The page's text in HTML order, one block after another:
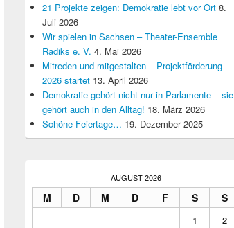
21 Projekte zeigen: Demokratie lebt vor Ort 8.
Juli 2026
Wir spielen in Sachsen – Theater-Ensemble
Radiks e. V. 4. Mai 2026
Mitreden und mitgestalten – Projektförderung
2026 startet 13. April 2026
Demokratie gehört nicht nur in Parlamente – sie
gehört auch in den Alltag! 18. März 2026
Schöne Feiertage… 19. Dezember 2025
AUGUST 2026
M D M D F S S
1
2